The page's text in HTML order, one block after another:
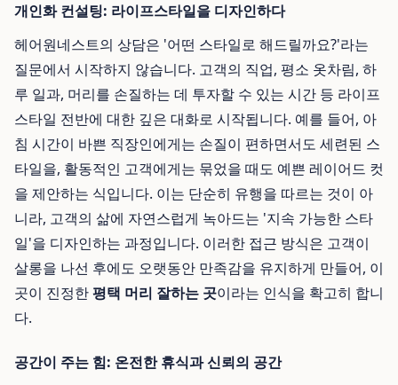
개인화 컨설팅: 라이프스타일을 디자인하다
헤어원네스트의 상담은 '어떤 스타일로 해드릴까요?'라는
질문에서 시작하지 않습니다. 고객의 직업, 평소 옷차림, 하
루 일과, 머리를 손질하는 데 투자할 수 있는 시간 등 라이프
스타일 전반에 대한 깊은 대화로 시작됩니다. 예를 들어, 아
침 시간이 바쁜 직장인에게는 손질이 편하면서도 세련된 스
타일을, 활동적인 고객에게는 묶었을 때도 예쁜 레이어드 컷
을 제안하는 식입니다. 이는 단순히 유행을 따르는 것이 아
니라, 고객의 삶에 자연스럽게 녹아드는 '지속 가능한 스타
일'을 디자인하는 과정입니다. 이러한 접근 방식은 고객이
살롱을 나선 후에도 오랫동안 만족감을 유지하게 만들어, 이
곳이 진정한평택 머리 잘하는 곳이라는 인식을 확고히 합니
다.
공간이 주는 힘: 온전한 휴식과 신뢰의 공간